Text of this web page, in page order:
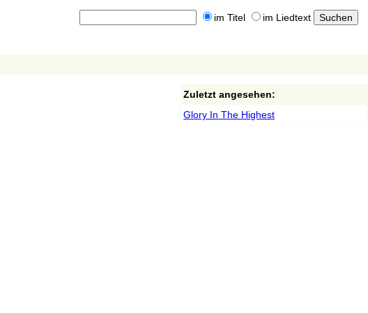
im Titel im Liedtext
Zuletzt angesehen:
Glory In The Highest